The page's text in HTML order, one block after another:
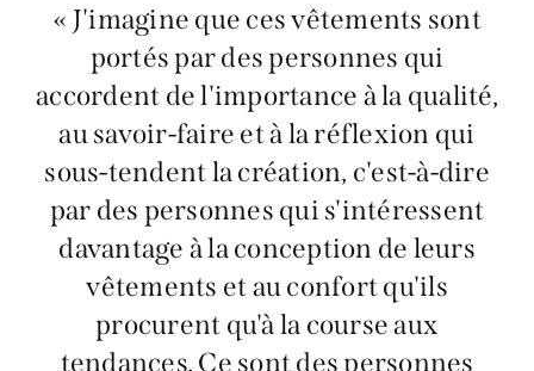
« J'imagine que ces vêtements sont
portés par des personnes qui
accordent de l'importance à la qualité,
au savoir-faire et à la réflexion qui
sous-tendent la création, c'est-à-dire
par des personnes qui s'intéressent
davantage à la conception de leurs
vêtements et au confort qu'ils
procurent qu'à la course aux
tendances. Ce sont des personnes